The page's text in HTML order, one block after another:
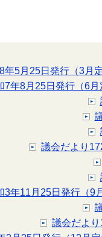
5月25日発行（3月定
8月25日発行（6月
議会だより
11月25日発行（9月
議会だよ